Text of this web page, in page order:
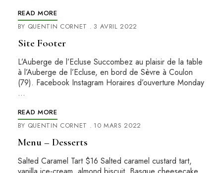
READ MORE
BY QUENTIN CORNET 3 AVRIL 2022
Site Footer
L’Auberge de l’Ecluse Succombez au plaisir de la table
à l’Auberge de l’Ecluse, en bord de Sèvre à Coulon
(79). Facebook Instagram Horaires d’ouverture Monday
…
READ MORE
BY QUENTIN CORNET 10 MARS 2022
Menu – Desserts
Salted Caramel Tart $16 Salted caramel custard tart,